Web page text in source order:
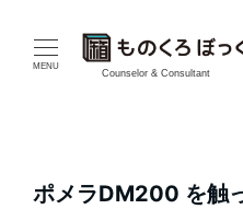
MENU
Counselor & Consultant
ポメラDM200 を触